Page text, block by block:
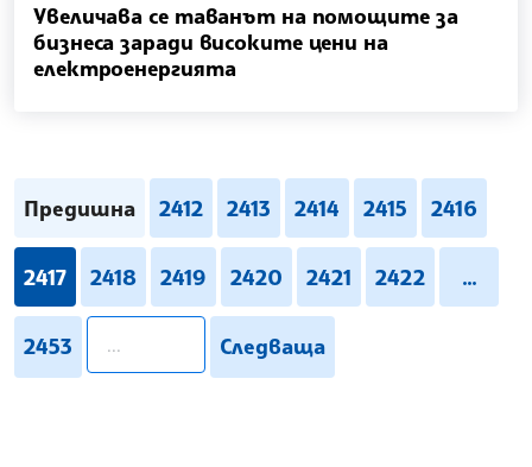
Увеличава се таванът на помощите за
бизнеса заради високите цени на
електроенергията
Предишна 2412 2413 2414 2415 2416
2417 2418 2419 2420 2421 2422 ...
2453 Следваща